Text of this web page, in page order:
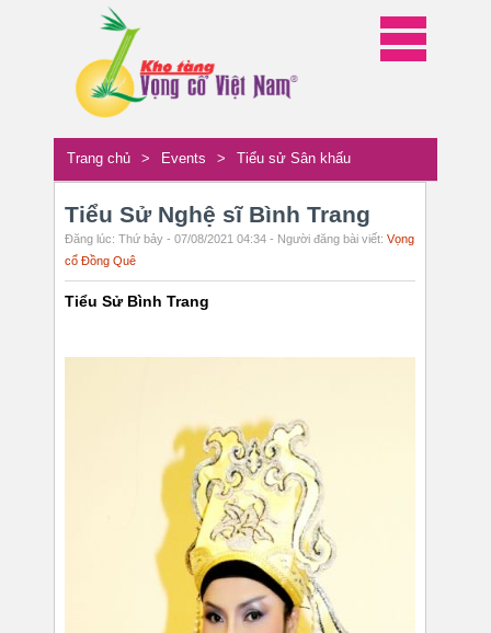
Trang chủ > Events > Tiểu sử Sân khấu
Tiểu Sử Nghệ sĩ Bình Trang
Đăng lúc: Thứ bảy - 07/08/2021 04:34 - Người đăng bài viết: Vọng
cổ Đồng Quê
Tiểu Sử Bình Trang